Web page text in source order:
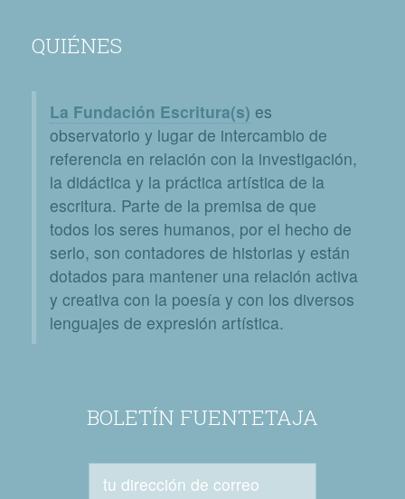
QUIÉNES
La Fundación Escritura(s) es
observatorio y lugar de intercambio de
referencia en relación con la investigación,
la didáctica y la práctica artística de la
escritura. Parte de la premisa de que
todos los seres humanos, por el hecho de
serlo, son contadores de historias y están
dotados para mantener una relación activa
y creativa con la poesía y con los diversos
lenguajes de expresión artística.
BOLETÍN FUENTETAJA